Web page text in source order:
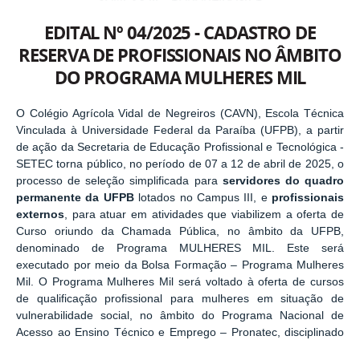
EDITAL Nº 04/2025 - CADASTRO DE
RESERVA DE PROFISSIONAIS NO ÂMBITO
DO PROGRAMA MULHERES MIL
O Colégio Agrícola Vidal de Negreiros (CAVN), Escola Técnica
Vinculada à Universidade Federal da Paraíba (UFPB), a partir
de ação da Secretaria de Educação Profissional e Tecnológica -
SETEC torna público, no período de 07 a 12 de abril de 2025, o
processo de seleção simplificada para servidores do quadro
permanente da UFPB lotados no Campus III, e profissionais
externos, para atuar em atividades que viabilizem a oferta de
Curso oriundo da Chamada Pública, no âmbito da UFPB,
denominado de Programa MULHERES MIL. Este será
executado por meio da Bolsa Formação – Programa Mulheres
Mil. O Programa Mulheres Mil será voltado à oferta de cursos
de qualificação profissional para mulheres em situação de
vulnerabilidade social, no âmbito do Programa Nacional de
Acesso ao Ensino Técnico e Emprego – Pronatec, disciplinado